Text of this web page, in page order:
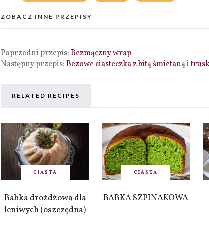
ZOBACZ INNE PRZEPISY
Poprzedni przepis:Bezmączny wrap
Następny przepis:Bezowe ciasteczka z bitą śmietaną i
RELATED RECIPES
CIASTA
Babka drożdżowa dla
leniwych (oszczędna)
CIASTA
BABKA SZPINAKOWA